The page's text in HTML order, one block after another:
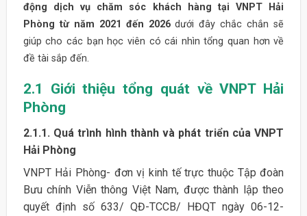
động dịch vụ chăm sóc khách hàng tại VNPT Hải
Phòng từ năm 2021 đến 2026dưới đây chắc chắn sẽ
giúp cho các bạn học viên có cái nhìn tổng quan hơn về
đề tài sắp đến.
2.1 Giới thiệu tổng quát về VNPT Hải
Phòng
2.1.1. Quá trình hình thành và phát triển của VNPT
Hải Phòng
VNPT Hải Phòng- đơn vị kinh tế trực thuộc Tập đoàn
Bưu chính Viễn thông Việt Nam, được thành lập theo
quyết định số 633/ QĐ-TCCB/ HĐQT ngày 06-12-